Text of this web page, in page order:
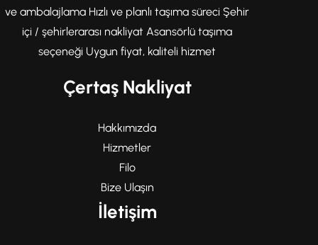
ve ambalajlama Hızlı ve planlı taşıma süreci Şehir
içi / şehirlerarası nakliyat Asansörlü taşıma
seçeneği Uygun fiyat, kaliteli hizmet
Çertaş Nakliyat
Hakkımızda
Hizmetler
Filo
Bize Ulaşın
İletişim